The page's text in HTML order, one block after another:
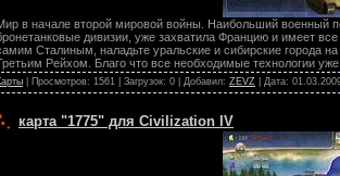
в начале второй мировой войны. Наибольший военный
дивизии, уже захватила Францию и имеет
Сталиным, наладьте уральские и сибирские города
Рейхом. Благо что все необходимые технологии
| Просмотров: 1561 | Загрузок: 0 | Добавил: ZEVZ | Дата:
карта "1775" для Civilization IV